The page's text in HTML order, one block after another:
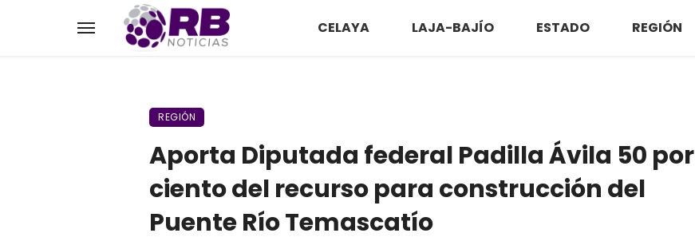
CELAYA LAJA-BAJÍO ESTADO REGIÓN
REGIÓN
Aporta Diputada federal Padilla Ávila 50 por
ciento del recurso para construcción del
Puente Río Temascatío